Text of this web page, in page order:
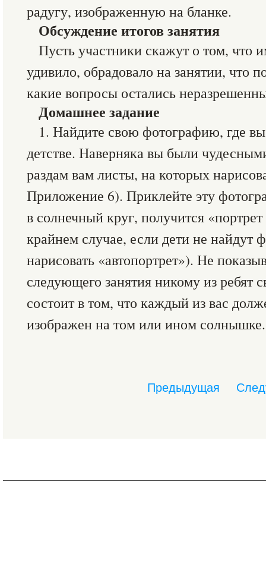
радугу, изображенную на бланке.
Обсуждение итогов занятия
Пусть участники скажут о том, что
удивило, обрадовало на занятии, что
какие вопросы остались
Домашнее задание
1. Найдите свою фотографию, где
детстве. Наверняка вы были
раздам вам листы, на которых
Приложение 6). Приклейте эту
в солнечный круг, получится
крайнем случае, если дети не найдут
нарисовать «автопортрет»). Не
следующего занятия никому из ребят
состоит в том, что каждый из вас
изображен на том или ином солнышке.
Предыдущая